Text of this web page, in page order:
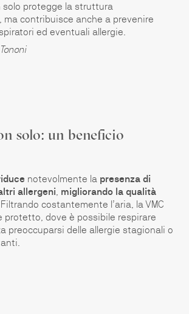
solo protegge la struttura
ma contribuisce anche a prevenire
ed eventuali allergie.
solo: un beneficio
notevolmente la presenza di
allergeni, migliorando la qualità
costantemente l’aria, la VMC
protetto, dove è possibile respirare
preoccuparsi delle allergie stagionali o